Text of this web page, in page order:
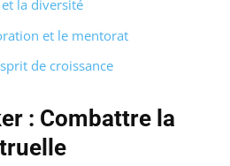
la diversité
et le mentorat
de croissance
: Combattre la